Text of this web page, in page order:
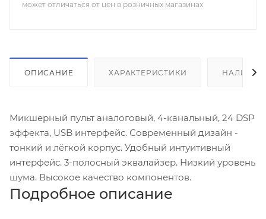
может отличаться от цен в розничных магазинах
ОПИСАНИЕ ХАРАКТЕРИСТИКИ НАЛИЧИЕ
Микшерный пульт аналоговый, 4-канальный, 24 DSP
эффекта, USB интерфейс. Современный дизайн -
тонкий и лёгкой корпус. Удобный интуитивный
интерфейс. 3-полосный эквалайзер. Низкий уровень
шума. Высокое качество компонентов.
Подробное описание